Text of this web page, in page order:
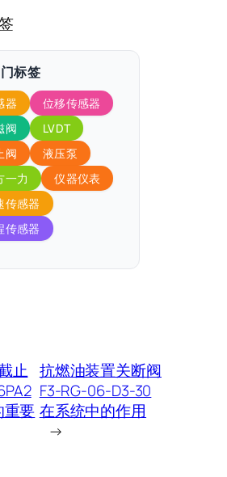
标签
器
位移传感器
阀
LVDT
阀
液压泵
一力
仪器仪表
传感器
传感器
止
重要
抗燃油装置关断阀
F3-RG-06-D3-30
在系统中的作用
→